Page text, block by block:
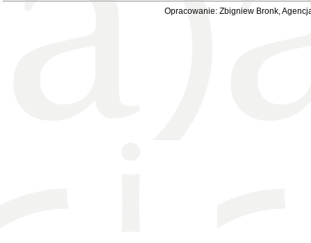
Opracowanie: Zbigniew Bronk,